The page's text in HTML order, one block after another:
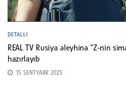
DETALLI
REAL TV Rusiya əleyhinə “Z-nin
hazırlayıb
15 SENTYABR 2025